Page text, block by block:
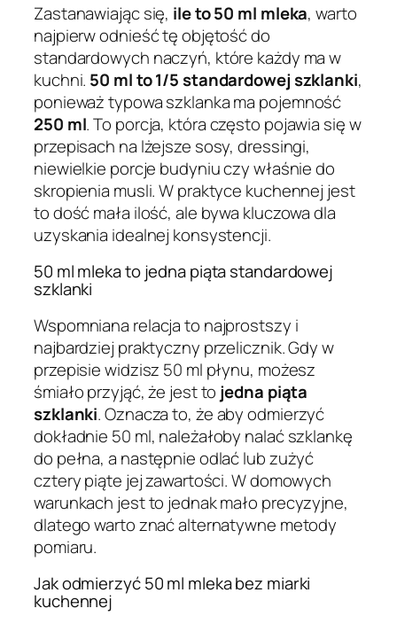
Zastanawiając się, ile to 50 ml mleka, warto
najpierw odnieść tę objętość do
standardowych naczyń, które każdy ma w
kuchni. 50 ml to 1/5 standardowej szklanki,
ponieważ typowa szklanka ma pojemność
250 ml. To porcja, która często pojawia się w
przepisach na lżejsze sosy, dressingi,
niewielkie porcje budyniu czy właśnie do
skropienia musli. W praktyce kuchennej jest
to dość mała ilość, ale bywa kluczowa dla
uzyskania idealnej konsystencji.
50 ml mleka to jedna piąta standardowej
szklanki
Wspomniana relacja to najprostszy i
najbardziej praktyczny przelicznik. Gdy w
przepisie widzisz 50 ml płynu, możesz
śmiało przyjąć, że jest to jedna piąta
szklanki. Oznacza to, że aby odmierzyć
dokładnie 50 ml, należałoby nalać szklankę
do pełna, a następnie odlać lub zużyć
cztery piąte jej zawartości. W domowych
warunkach jest to jednak mało precyzyjne,
dlatego warto znać alternatywne metody
pomiaru.
Jak odmierzyć 50 ml mleka bez miarki
kuchennej